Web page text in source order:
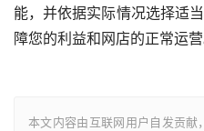
能，并依据实际情况选择适
障您的利益和网店的正常运营
本文内容由互联网用户自发贡